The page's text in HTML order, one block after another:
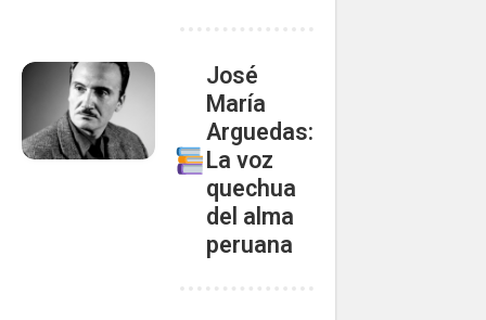
José
María
Arguedas:
La voz
quechua
del alma
peruana